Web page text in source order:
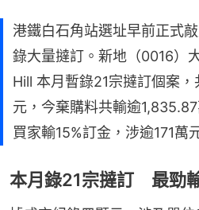
港鐵白石角站選址早前正式
錄大量撻訂。新地（0016）
Hill 本月暫錄21宗撻訂個案
元，今棄購料共輸逾
買家輸15%訂金，涉逾171萬
本月錄21宗撻訂 最勁